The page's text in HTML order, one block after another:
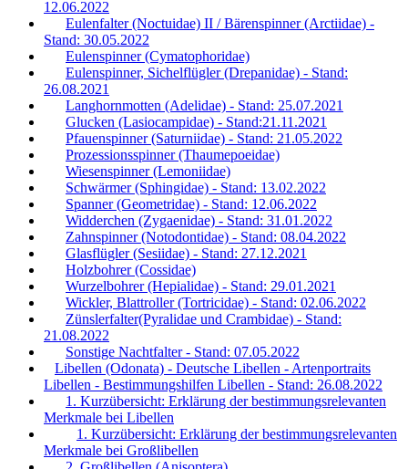
12.06.2022
Eulenfalter (Noctuidae) II / Bärenspinner (Arctiidae) -
Stand: 30.05.2022
Eulenspinner (Cymatophoridae)
Eulenspinner, Sichelflügler (Drepanidae) - Stand:
26.08.2021
Langhornmotten (Adelidae) - Stand: 25.07.2021
Glucken (Lasiocampidae) - Stand:21.11.2021
Pfauenspinner (Saturniidae) - Stand: 21.05.2022
Prozessionsspinner (Thaumepoeidae)
Wiesenspinner (Lemoniidae)
Schwärmer (Sphingidae) - Stand: 13.02.2022
Spanner (Geometridae) - Stand: 12.06.2022
Widderchen (Zygaenidae) - Stand: 31.01.2022
Zahnspinner (Notodontidae) - Stand: 08.04.2022
Glasflügler (Sesiidae) - Stand: 27.12.2021
Holzbohrer (Cossidae)
Wurzelbohrer (Hepialidae) - Stand: 29.01.2021
Wickler, Blattroller (Tortricidae) - Stand: 02.06.2022
Zünslerfalter(Pyralidae und Crambidae) - Stand:
21.08.2022
Sonstige Nachtfalter - Stand: 07.05.2022
Libellen (Odonata) - Deutsche Libellen - Artenportraits
Libellen - Bestimmungshilfen Libellen - Stand: 26.08.2022
1. Kurzübersicht: Erklärung der bestimmungsrelevanten
Merkmale bei Libellen
1. Kurzübersicht: Erklärung der bestimmungsrelevanten
Merkmale bei Großlibellen